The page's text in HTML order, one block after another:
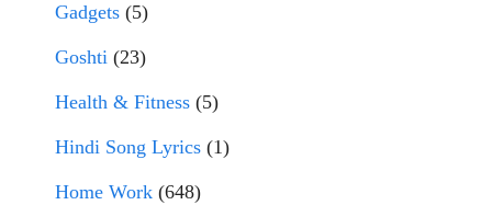
Gadgets (5)
Goshti (23)
Health & Fitness (5)
Hindi Song Lyrics (1)
Home Work (648)